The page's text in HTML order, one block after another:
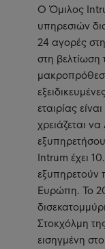
Ο Όμιλος
υπηρεσιών
24 αγορές
στη βελτίωση
εταιρίας
χρειάζεται
Intrum έχει
εξυπηρετούν
Ευρώπη. Το
Στοκχόλμη
εισηγμένη